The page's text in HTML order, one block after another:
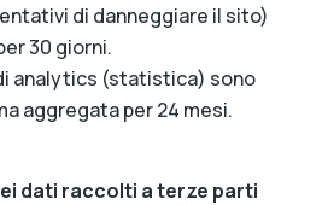
di danneggiare il sito)
30 giorni.
analytics (statistica) sono
aggregata per 24 mesi.
dati raccolti a terze parti